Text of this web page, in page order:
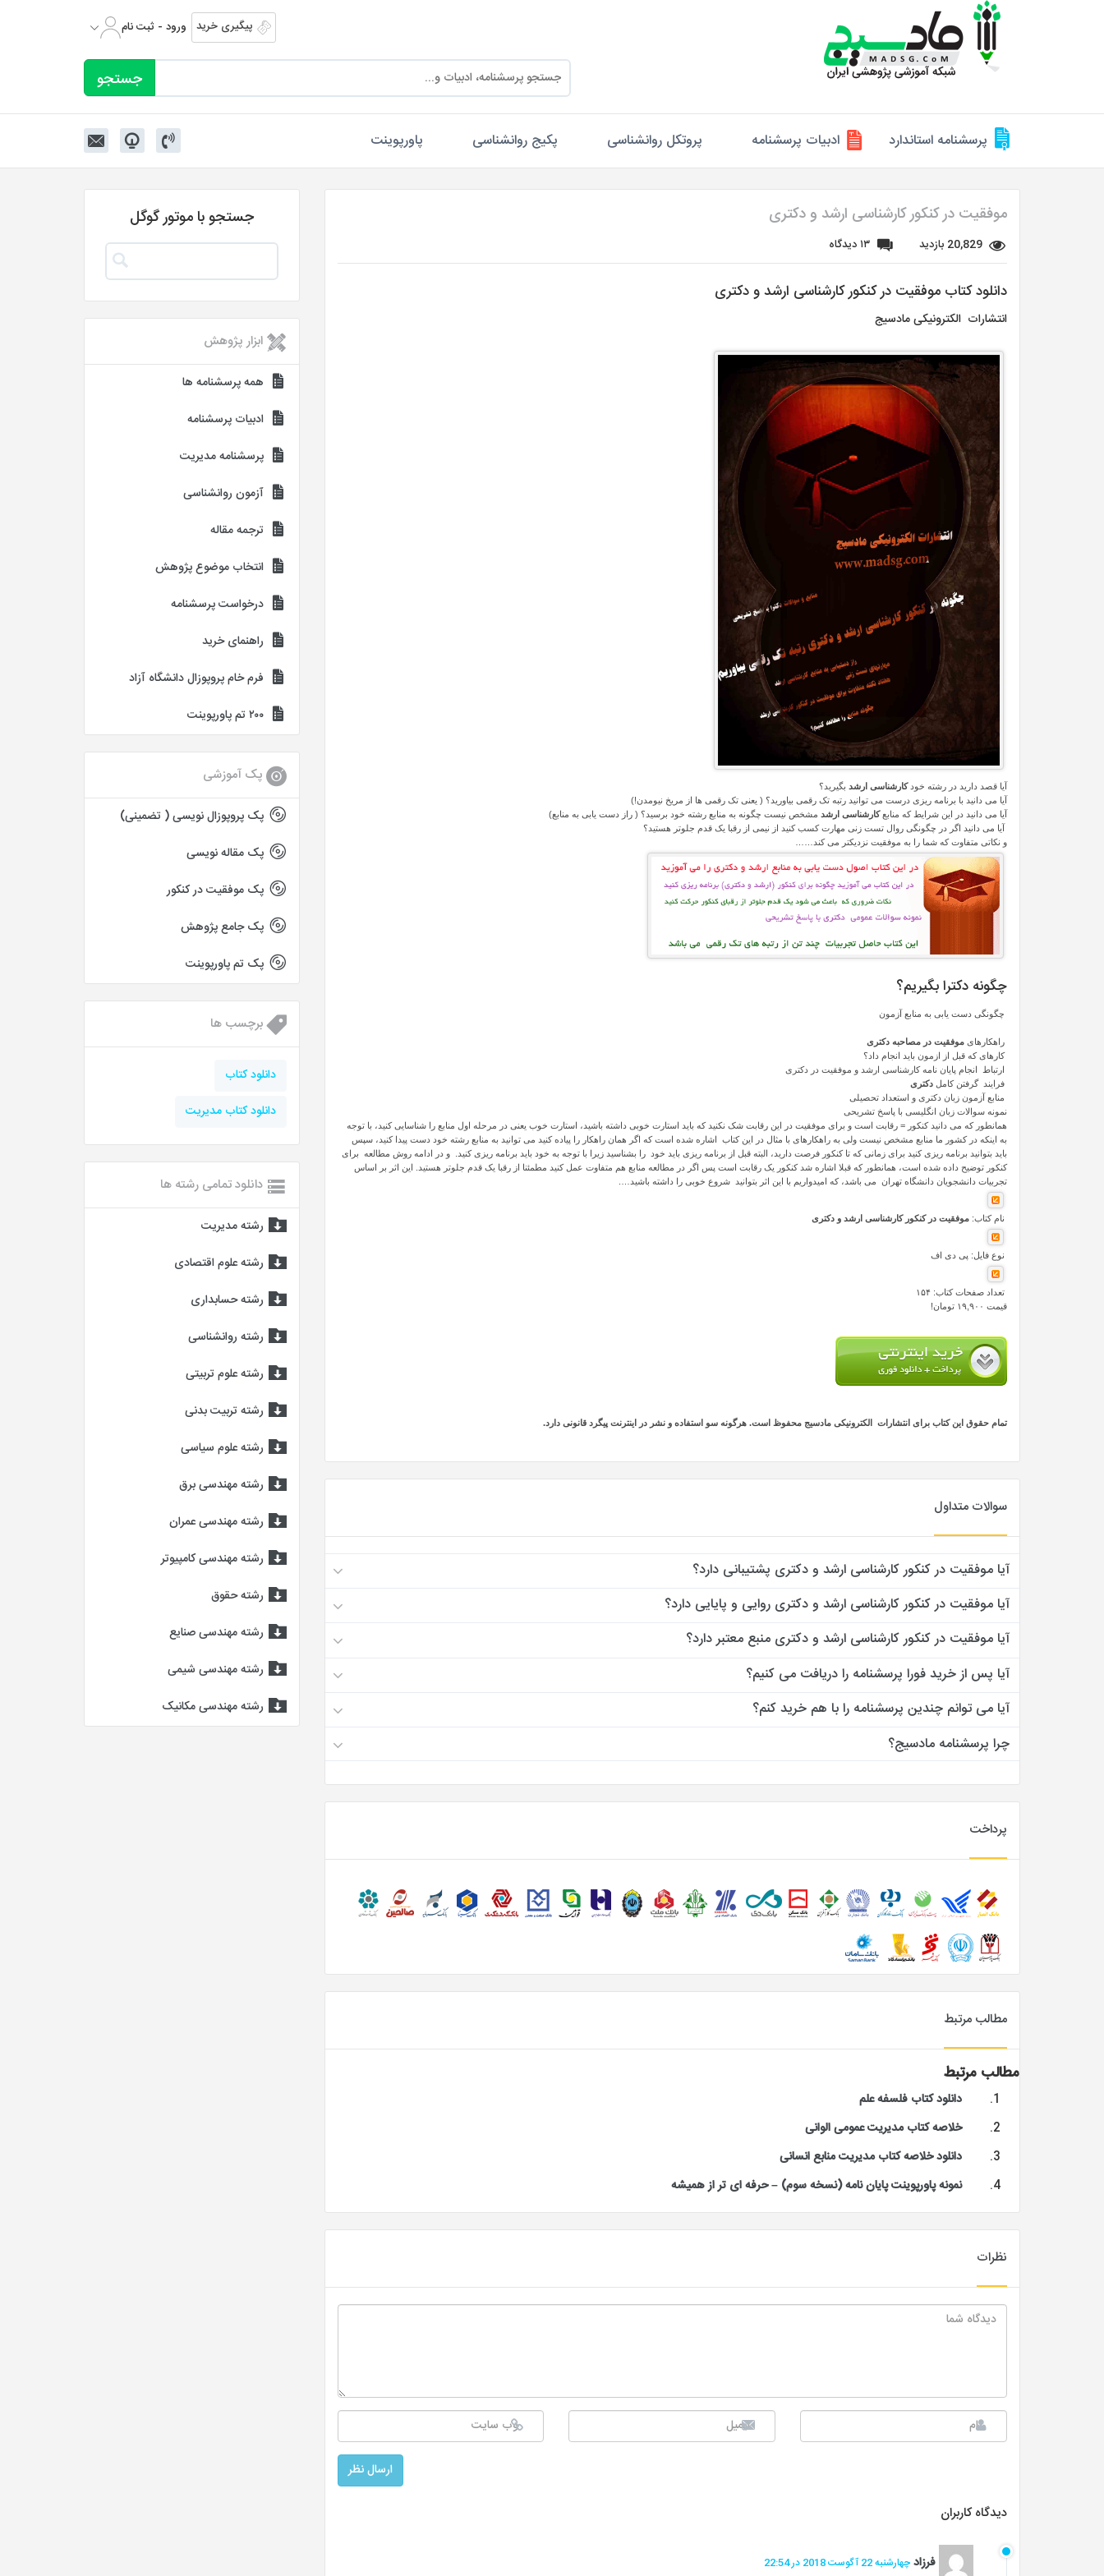
پیگیری خرید ورود - ثبت نام
پرسشنامه استاندارد ادبیات پرسشنامه پروتکل روانشناسی پکیج روانشناسی پاورپوینت
موفقیت در کنکور کارشناسی ارشد و دکتری
20,829 بازدید ۱۳ دیدگاه
دانلود کتاب موفقیت در کنکور کارشناسی ارشد و دکتری
انتشارات الکترونیکی مادسیج
آیا قصد دارید در رشته خودکارشناسی ارشد بگیرید؟
آیا می دانید با برنامه ریزی درست می توانید رتبه تک رقمی بیاورید؟ ( یعنی تک رقمی ها از مریخ نیومدن!)
آیا می دانید در این شرایط که منابعکارشناسی ارشد مشخص نیست چگونه به منابع رشته خود برسید؟ ( راز دست یابی به منابع)
آیا می دانید اگر در چگونگی روال تست زنی مهارت کسب کنید از نیمی از رقبا یک قدم جلوتر هستید؟
و نکاتی متفاوت که شما را به موفقیت نزدیکتر می کند……
چگونه دکترا بگیریم؟
چگونگی دست یابی به منابع آزمون
راهکارهای موفقیت در مصاحبه دکتری
کارهای که قبل از ازمون باید انجام داد؟
ارتباط انجام پایان نامه کارشناسی ارشد و موفقیت در دکتری
فرایند گرفتن کامل دکتری
منابع آزمون زبان دکتری و استعداد تحصیلی
نمونه سوالات زبان انگلیسی با پاسخ تشریحی
همانطور که می دانید کنکور = رقابت است و برای موفقیت در این رقابت شک نکنید که باید استارت خوبی داشته باشید، استارت خوب یعنی در مرحله اول منابع را شناسایی کنید، با توجه
به اینکه در کشور ما منابع مشخص نیست ولی به راهکارهای با مثال در این کتاب اشاره شده است که اگر همان راهکار را پیاده کنید می توانید به منابع رشته خود دست پیدا کنید، سپس
باید بتوانید برنامه ریزی کنید برای زمانی که تا کنکور فرصت دارید، البته قبل از برنامه ریزی باید خود را بشناسید زیرا با توجه به خود باید برنامه ریزی کنید. و در ادامه روش مطالعه برای
کنکور توضیح داده شده است، همانطور که قبلا اشاره شد کنکور یک رقابت است پس اگر در مطالعه منابع هم متفاوت عمل کنید مطمئنا از رقبا یک قدم جلوتر هستید. این اثر بر اساس
تجربیات دانشجویان دانشگاه تهران می باشد، که امیدواریم با این اثر بتوانید شروع خوبی را داشته باشید….
نام کتاب: موفقیت در کنکور کارشناسی ارشد و دکتری
نوع فایل: پی دی اف
تعداد صفحات کتاب: ۱۵۴
قیمت ۱۹,۹۰۰ تومان!
تمام حقوق این کتاب برای انتشارات الکترونیکی مادسیج محفوظ است. هرگونه سو استفاده و نشر در اینترنت پیگرد قانونی دارد.
سوالات متداول
آیا موفقیت در کنکور کارشناسی ارشد و دکتری پشتیبانی دارد؟
آیا موفقیت در کنکور کارشناسی ارشد و دکتری روایی و پایایی دارد؟
آیا موفقیت در کنکور کارشناسی ارشد و دکتری منبع معتبر دارد؟
آیا پس از خرید فورا پرسشنامه را دریافت می کنیم؟
آیا می توانم چندین پرسشنامه را با هم خرید کنم؟
چرا پرسشنامه مادسیج؟
پرداخت
مطالب مرتبط
مطالب مرتبط
دانلود کتاب فلسفه علم
خلاصه کتاب مدیریت عمومی الوانی
دانلود خلاصه کتاب مدیریت منابع انسانی
نمونه پاورپوینت پایان نامه (نسخه سوم) – حرفه ای تر از همیشه
نظرات
دیدگاه کاربران
فرزاد چهارشنبه 22 آگوست 2018 در 22:54
جستجو با موتور گوگل
ابزار پژوهش
همه پرسشنامه ها
ادبیات پرسشنامه
پرسشنامه مدیریت
آزمون روانشناسی
ترجمه مقاله
انتخاب موضوع پژوهش
درخواست پرسشنامه
راهنمای خرید
فرم خام پروپوزال دانشگاه آزاد
۲۰۰ تم پاورپوینت
پک آموزشی
پک پروپوزال نویسی ( تضمینی)
پک مقاله نویسی
پک موفقیت در کنکور
پک جامع پژوهش
پک تم پاورپوینت
برچسب ها
دانلود کتاب
دانلود کتاب مدیریت
دانلود تمامی رشته ها
رشته مدیریت
رشته علوم اقتصادی
رشته حسابداری
رشته روانشناسی
رشته علوم تربیتی
رشته تربیت بدنی
رشته علوم سیاسی
رشته مهندسی برق
رشته مهندسی عمران
رشته مهندسی کامپیوتر
رشته حقوق
رشته مهندسی صنایع
رشته مهندسی شیمی
رشته مهندسی مکانیک